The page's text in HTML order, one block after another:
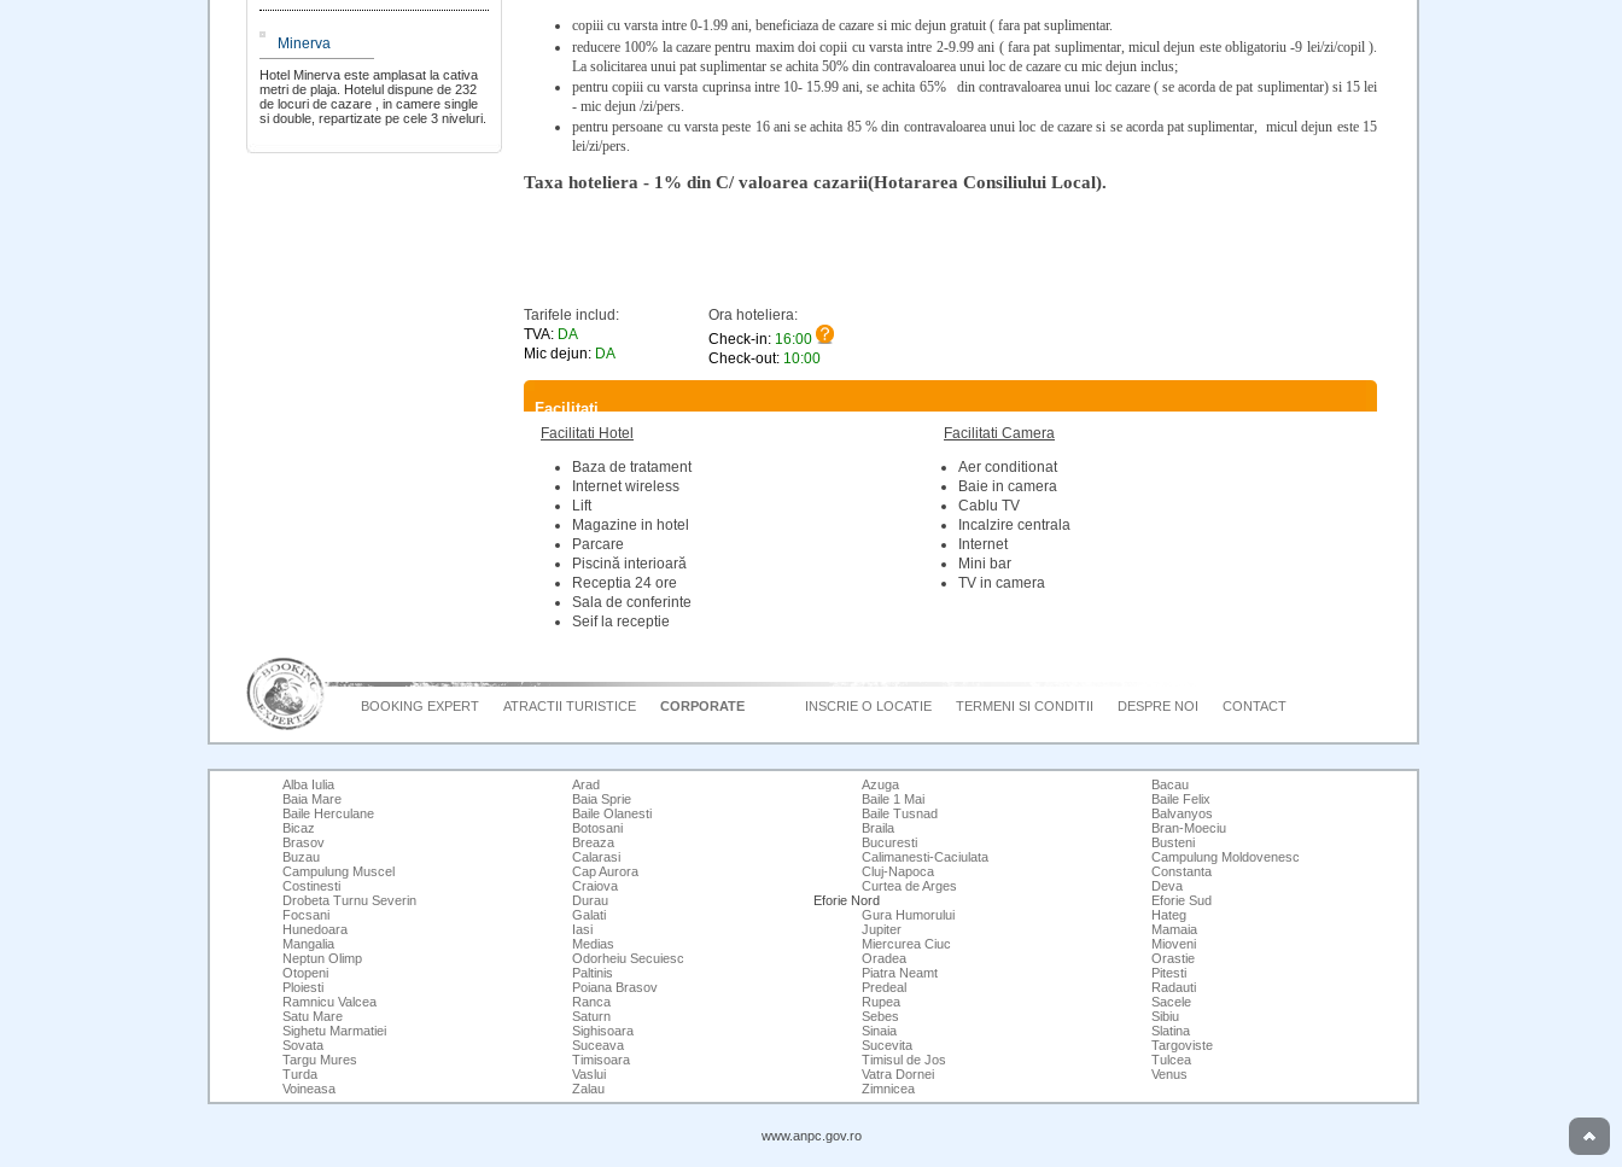
Minerva
Hotel Minerva este amplasat la cativa
metri de plaja. Hotelul dispune de 232
de locuri de cazare , in camere single
si double, repartizate pe cele 3 niveluri.
copiii cu varsta intre 0-1.99 ani, beneficiaza de cazare si mic dejun gratuit ( fara pat suplimentar.
reducere 100% la cazare pentru maxim doi copii cu varsta intre 2-9.99 ani ( fara pat suplimentar, micul dejun este obligatoriu -9 lei/zi/copil ).
La solicitarea unui pat suplimentar se achita 50% din contravaloarea unui loc de cazare cu mic dejun inclus;
pentru copiii cu varsta cuprinsa intre 10- 15.99 ani, se achita 65%
din contravaloarea unui loc cazare ( se acorda de pat suplimentar) si 15 lei
- mic dejun /zi/pers.
pentru persoane cu varsta peste 16 ani se achita 85 % din contravaloarea unui loc de cazare si se acorda pat suplimentar, micul dejun este 15
lei/zi/pers.
Taxa hoteliera - 1% din C/ valoarea cazarii(Hotararea Consiliului Local).
Tarifele includ:
TVA: DA
Mic dejun: DA
Ora hoteliera:
Check-in: 16:00
Check-out: 10:00
Facilitati
Facilitati Hotel
Facilitati Camera
Baza de tratament
Internet wireless
Lift
Magazine in hotel
Parcare
Piscină interioară
Receptia 24 ore
Sala de conferinte
Seif la receptie
Aer conditionat
Baie in camera
Cablu TV
Incalzire centrala
Internet
Mini bar
TV in camera
BOOKING EXPERT ATRACTII TURISTICE CORPORATE INSCRIE O LOCATIE TERMENI SI CONDITII DESPRE NOI CONTACT
Alba Iulia Arad Azuga
Bacau
Baia Mare
Baia Sprie Baile 1 Mai
Baile Felix
Baile Herculane
Baile Olanesti Baile Tusnad
Balvanyos
Bicaz
Botosani Braila
Bran-Moeciu
Brasov
Breaza Bucuresti
Busteni
Buzau
Calarasi Calimanesti-Caciulata
Campulung Moldovenesc
Campulung Muscel
Cap Aurora Cluj-Napoca
Constanta
Costinesti
Craiova Curtea de Arges
Deva
Drobeta Turnu Severin
Durau Eforie Nord
Eforie Sud
Focsani
Galati Gura Humorului
Hateg
Hunedoara
Iasi Jupiter
Mamaia
Mangalia
Medias Miercurea Ciuc
Mioveni
Neptun Olimp
Odorheiu Secuiesc Oradea
Orastie
Otopeni
Paltinis Piatra Neamt
Pitesti
Ploiesti
Poiana Brasov Predeal
Radauti
Ramnicu Valcea
Ranca Rupea
Sacele
Satu Mare
Saturn Sebes
Sibiu
Sighetu Marmatiei
Sighisoara Sinaia
Slatina
Sovata
Suceava Sucevita
Targoviste
Targu Mures
Timisoara Timisul de Jos
Tulcea
Turda
Vaslui Vatra Dornei
Venus
Voineasa
Zalau Zimnicea
www.anpc.gov.ro